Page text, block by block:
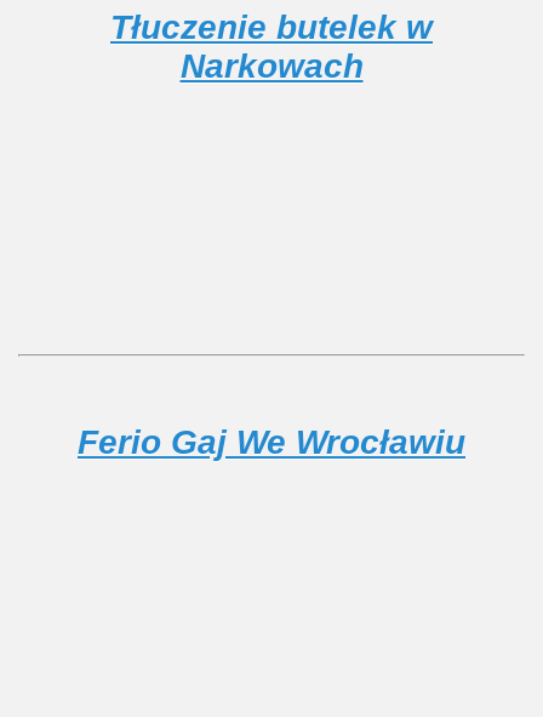
Tłuczenie butelek w
Narkowach
Ferio Gaj We Wrocławiu